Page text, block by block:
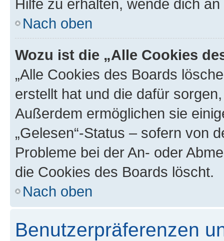
Hilfe zu erhalten, wende dich
Nach oben
Wozu ist die „Alle Cookies
„Alle Cookies des Boards
erstellt hat und die dafür
Außerdem ermöglichen sie
„Gelesen“-Status – sofern von
Probleme bei der An- oder
die Cookies des Boards löscht.
Nach oben
Benutzerpräferenzen